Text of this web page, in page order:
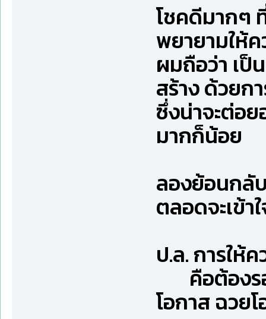
โชคดีมากๆ
พยายามให้ค
ผมถือว่า เป็
สร้าง ด้วยก
ซึ่งน่าจะต่อ
มากก็น้อย
ลองย้อนกลั
ตลอดจะเข้
ป.ล. การให้
คือต้องรอ
โอกาส ฉวย